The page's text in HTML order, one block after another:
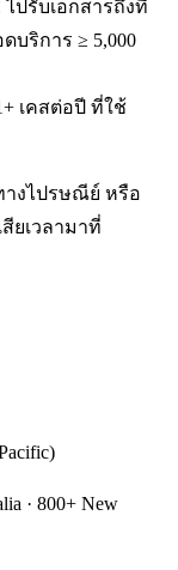
ปรับเอกสารถึงที่
บริการ ≥ 5,000
เคสต่อปี ที่ใช้
างไปรษณีย์ หรือ
ยเวลามาที่
· 800+ New